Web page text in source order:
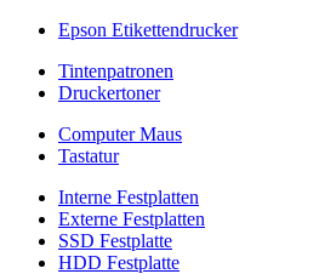
Epson Etikettendrucker
Tintenpatronen
Druckertoner
Computer Maus
Tastatur
Interne Festplatten
Externe Festplatten
SSD Festplatte
HDD Festplatte